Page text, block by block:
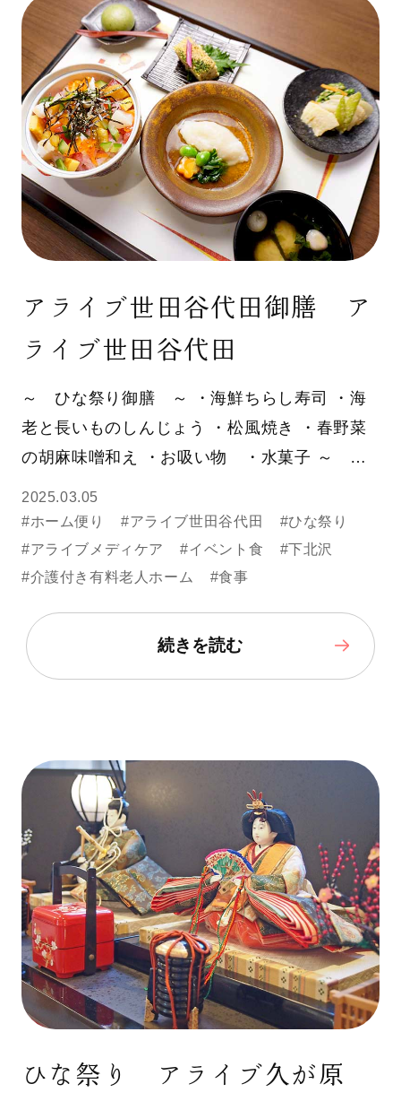
アライブ世田谷代田御膳 ア
ライブ世田谷代田
～ ひな祭り御膳 ～ ・海鮮ちらし寿司 ・海
老と長いものしんじょう ・松風焼き ・春野菜
の胡麻味噌和え ・お吸い物 ・水菓子 ～ …
2025.03.05
#ホーム便り
#アライブ世田谷代田
#ひな祭り
#アライブメディケア
#イベント食
#下北沢
#介護付き有料老人ホーム
#食事
続きを読む
ひな祭り アライブ久が原